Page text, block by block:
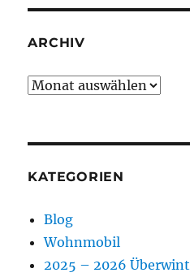
ARCHIV
Archiv
KATEGORIEN
Blog
Wohnmobil
2025 – 2026